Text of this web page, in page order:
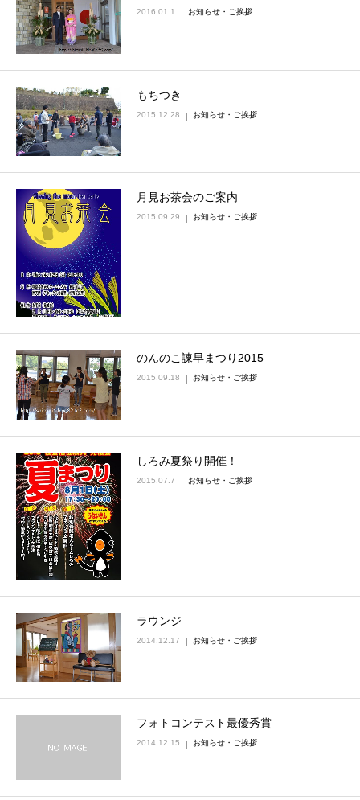
2016.01.1 お知らせ・ご挨拶
もちつき
2015.12.28 お知らせ・ご挨拶
月見お茶会のご案内
2015.09.29 お知らせ・ご挨拶
のんのこ諫早まつり2015
2015.09.18 お知らせ・ご挨拶
しろみ夏祭り開催！
2015.07.7 お知らせ・ご挨拶
ラウンジ
2014.12.17 お知らせ・ご挨拶
フォトコンテスト最優秀賞
2014.12.15 お知らせ・ご挨拶